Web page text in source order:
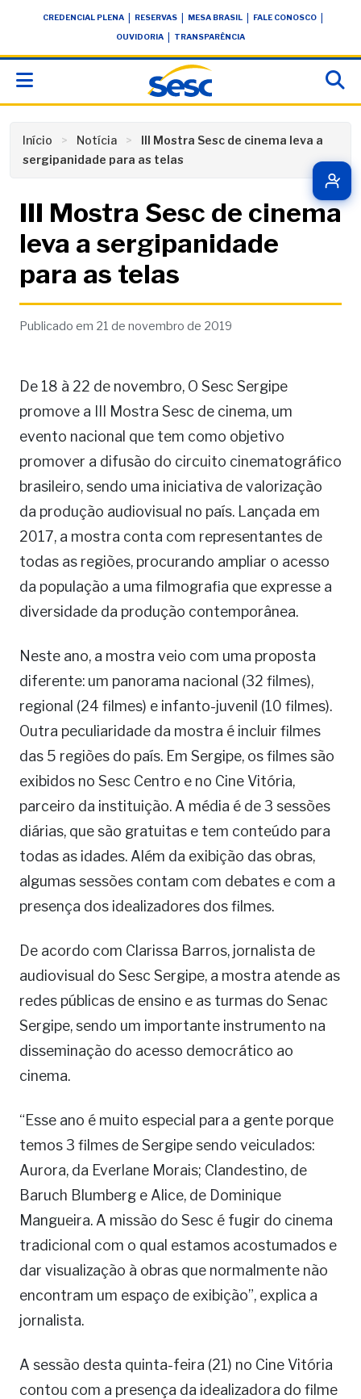
conteúdoCREDENCIAL PLENA RESERVAS MESA BRASIL FALE CONOSCO
OUVIDORIA TRANSPARÊNCIA
Início Notícia
III Mostra Sesc de cinema leva a
sergipanidade para as telas
III Mostra Sesc de cinema
leva a sergipanidade
para as telas
Publicado em 21 de novembro de 2019
De 18 à 22 de novembro, O Sesc Sergipe
promove a III Mostra Sesc de cinema, um
evento nacional que tem como objetivo
promover a difusão do circuito cinematográfico
brasileiro, sendo uma iniciativa de valorização
da produção audiovisual no país. Lançada em
2017, a mostra conta com representantes de
todas as regiões, procurando ampliar o acesso
da população a uma filmografia que expresse a
diversidade da produção contemporânea.
Neste ano, a mostra veio com uma proposta
diferente: um panorama nacional (32 filmes),
regional (24 filmes) e infanto-juvenil (10 filmes).
Outra peculiaridade da mostra é incluir filmes
das 5 regiões do país. Em Sergipe, os filmes são
exibidos no Sesc Centro e no Cine Vitória,
parceiro da instituição. A média é de 3 sessões
diárias, que são gratuitas e tem conteúdo para
todas as idades. Além da exibição das obras,
algumas sessões contam com debates e com a
presença dos idealizadores dos filmes.
De acordo com Clarissa Barros, jornalista de
audiovisual do Sesc Sergipe, a mostra atende as
redes públicas de ensino e as turmas do Senac
Sergipe, sendo um importante instrumento na
disseminação do acesso democrático ao
cinema.
“Esse ano é muito especial para a gente porque
temos 3 filmes de Sergipe sendo veiculados:
Aurora, da Everlane Morais; Clandestino, de
Baruch Blumberg e Alice, de Dominique
Mangueira. A missão do Sesc é fugir do cinema
tradicional com o qual estamos acostumados e
dar visualização à obras que normalmente não
encontram um espaço de exibição”, explica a
jornalista.
A sessão desta quinta-feira (21) no Cine Vitória
contou com a presença da idealizadora do filme